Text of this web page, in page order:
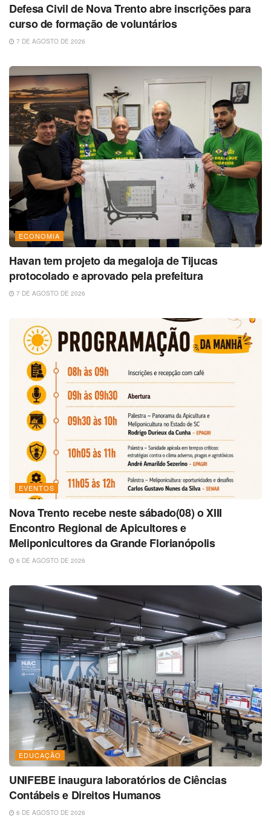
Defesa Civil de Nova Trento abre inscrições para
curso de formação de voluntários
7 DE AGOSTO DE 2026
ECONOMIA
Havan tem projeto da megaloja de Tijucas
protocolado e aprovado pela prefeitura
7 DE AGOSTO DE 2026
EVENTOS
Nova Trento recebe neste sábado(08) o XIII
Encontro Regional de Apicultores e
Meliponicultores da Grande Florianópolis
6 DE AGOSTO DE 2026
EDUCAÇÃO
UNIFEBE inaugura laboratórios de Ciências
Contábeis e Direitos Humanos
6 DE AGOSTO DE 2026